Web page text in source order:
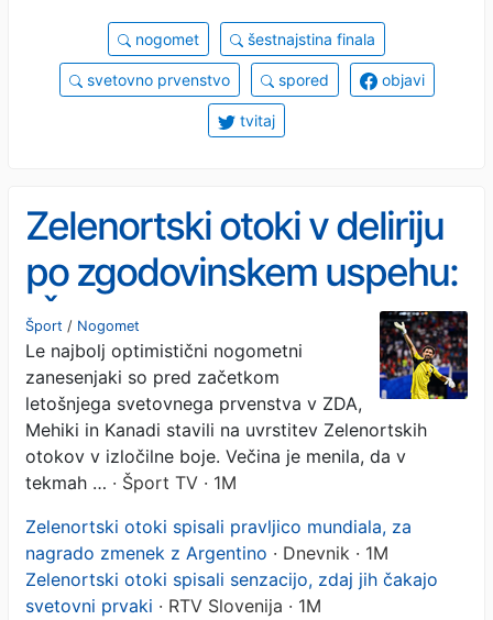
nogomet šestnajstina finala
svetovno prvenstvo spored objavi
tvitaj
Zelenortski otoki v deliriju
po zgodovinskem uspehu:
“Živimo svoje sanje”
Šport / Nogomet
Le najbolj optimistični nogometni
zanesenjaki so pred začetkom
letošnjega svetovnega prvenstva v ZDA,
Mehiki in Kanadi stavili na uvrstitev Zelenortskih
otokov v izločilne boje. Večina je menila, da v
tekmah … · Šport TV · 1M
Zelenortski otoki spisali pravljico mundiala, za
nagrado zmenek z Argentino · Dnevnik · 1M
Zelenortski otoki spisali senzacijo, zdaj jih čakajo
svetovni prvaki · RTV Slovenija · 1M